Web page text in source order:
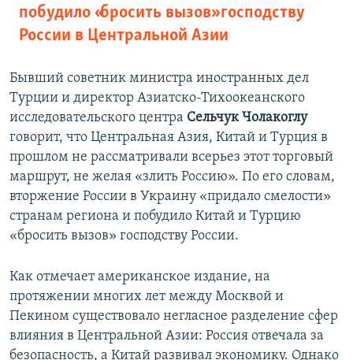
побудило «бросить вызов» господству
России в Центральной Азии
Бывший советник министра иностранных дел
Турции и директор Азиатско-Тихоокеанского
исследовательского центра Сельчук Чолакоглу
говорит, что Центральная Азия, Китай и Турция в
прошлом не рассматривали всерьез этот торговый
маршрут, не желая «злить Россию». По его словам,
вторжение России в Украину «придало смелости»
странам региона и побудило Китай и Турцию
«бросить вызов» господству России.
Как отмечает американское издание, на
протяжении многих лет между Москвой и
Пекином существовало негласное разделение сфер
влияния в Центральной Азии: Россия отвечала за
безопасность, а Китай развивал экономику. Однако